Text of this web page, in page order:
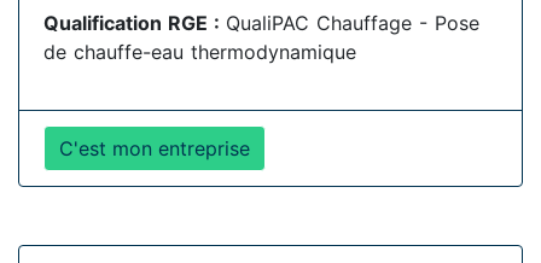
Qualification RGE : QualiPAC Chauffage - Pose
de chauffe-eau thermodynamique
C'est mon entreprise